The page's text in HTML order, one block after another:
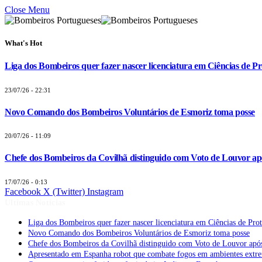
Close Menu
What's Hot
Liga dos Bombeiros quer fazer nascer licenciatura em Ciências de
23/07/26 - 22:31
Novo Comando dos Bombeiros Voluntários de Esmoriz toma posse
20/07/26 - 11:09
Chefe dos Bombeiros da Covilhã distinguido com Voto de Louvor
17/07/26 - 0:13
Facebook X (Twitter) Instagram
Liga dos Bombeiros quer fazer nascer licenciatura em Ciências de
Novo Comando dos Bombeiros Voluntários de Esmoriz toma posse
Chefe dos Bombeiros da Covilhã distinguido com Voto de Louvor
Apresentado em Espanha robot que combate fogos em ambientes